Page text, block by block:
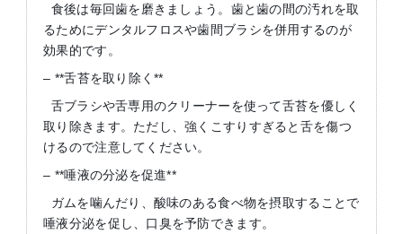
食後は毎回歯を磨きましょう。歯と歯の間の汚れを取
るためにデンタルフロスや歯間ブラシを併用するのが
効果的です。
– **舌苔を取り除く**
舌ブラシや舌専用のクリーナーを使って舌苔を優しく
取り除きます。ただし、強くこすりすぎると舌を傷つ
けるので注意してください。
– **唾液の分泌を促進**
ガムを噛んだり、酸味のある食べ物を摂取することで
唾液分泌を促し、口臭を予防できます。